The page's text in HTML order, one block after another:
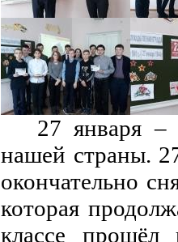
27 января –
нашей страны.
окончательно
которая
классе прошёл